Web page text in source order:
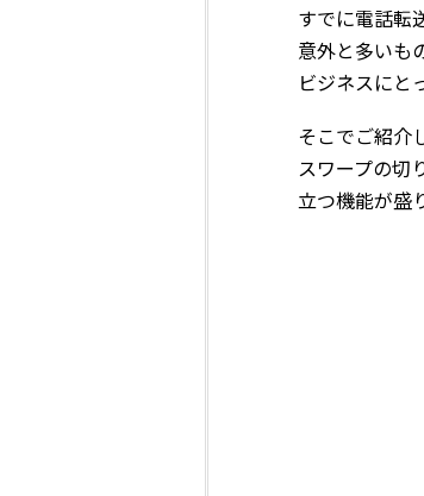
すでに電話転
意外と多いも
ビジネスにと
そこでご紹介
スワープの切
立つ機能が盛